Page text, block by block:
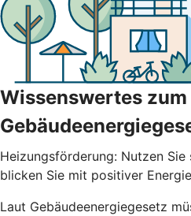
Wissenswertes zum
Heizungsförderung: Nutzen
blicken Sie mit positiver
Laut Gebäudeenergiegesetz